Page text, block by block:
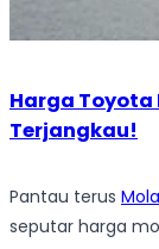
Harga Toyota
Terjangkau!
Pantau terus
seputar harga